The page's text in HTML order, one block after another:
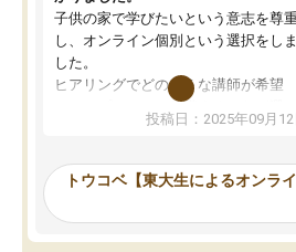
子供の家で学びたいという意志を尊
し、オンライン個別という選択をしま
した。
ヒアリングでどのような講師が希望
か、オプションは付帯するかなど選ぶ
事が出来ました。
ーティングを行い、その講師で良いか
見てから講師を決定する事ができま
す。
投稿日：2025年09月12
トウコベ【東大生によるオンラ